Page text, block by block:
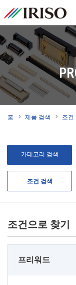
홈 제품 검색 조건
카테고리 검색
조건 검색
조건으로 찾기
프리워드